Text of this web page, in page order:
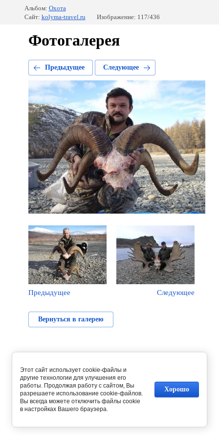
Альбом: Охота
Сайт: kolyma-travel.ru Изображение: 117/436
Фотогалерея
Предыдущее Следующее
Предыдущее Следующее
Вернуться в галерею
Этот сайт использует cookie-файлы и
другие технологии для улучшения его
работы. Продолжая работу с сайтом, Вы
разрешаете использование cookie-файлов.
Вы всегда можете отключить файлы cookie
в настройках Вашего браузера.
Хорошо